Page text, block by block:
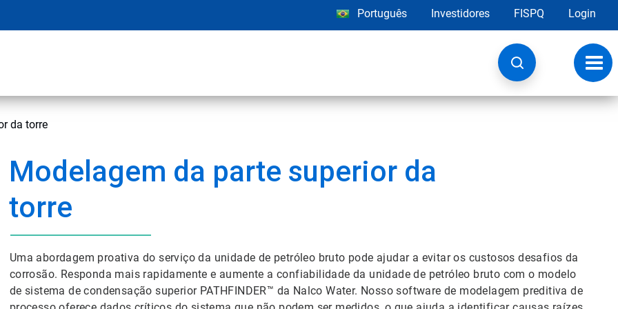
Português Investidores FISPQ Login
da torre
Modelagem da parte superior da
torre
Uma abordagem proativa do serviço da unidade de petróleo bruto pode ajudar a evitar os custosos desafios da
corrosão. Responda mais rapidamente e aumente a confiabilidade da unidade de petróleo bruto com o modelo
de sistema de condensação superior PATHFINDER™ da Nalco Water. Nosso software de modelagem preditiva de